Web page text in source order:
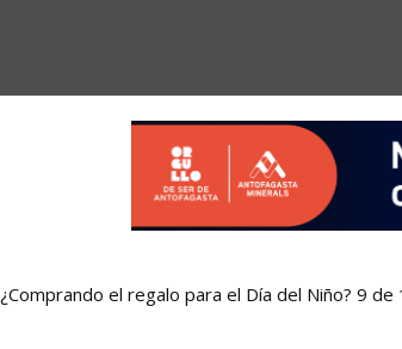
¿Comprando el regalo para el Día del Niño? 9